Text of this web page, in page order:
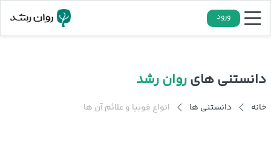
ورود
دانستنی هایروان رشد
خانه دانستنی ها انواع فوبیا و علائم آن ها